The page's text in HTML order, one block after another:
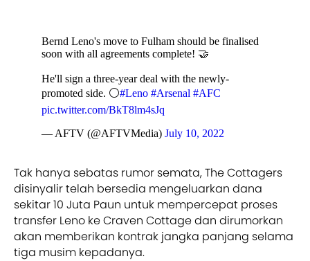
Bernd Leno's move to Fulham should be finalised
soon with all agreements complete! 🤝
He'll sign a three-year deal with the newly-
promoted side. ⚪#Leno #Arsenal #AFC
pic.twitter.com/BkT8lm4sJq
— AFTV (@AFTVMedia) July 10, 2022
Tak hanya sebatas rumor semata, The Cottagers
disinyalir telah bersedia mengeluarkan dana
sekitar 10 Juta Paun untuk mempercepat proses
transfer Leno ke Craven Cottage dan dirumorkan
akan memberikan kontrak jangka panjang selama
tiga musim kepadanya.